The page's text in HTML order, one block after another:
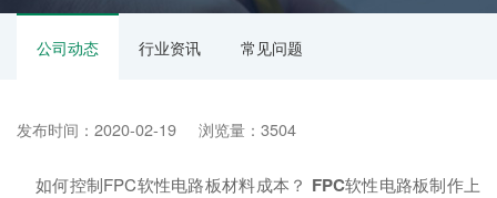
公司动态 行业资讯 常见问题
发布时间：2020-02-19 浏览量：3504
如何控制FPC软性电路板材料成本？ FPC软性电路板制作上